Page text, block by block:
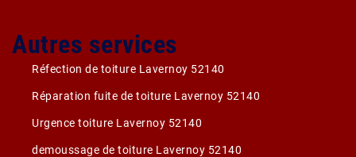
Autres services
Réfection de toiture Lavernoy 52140
Réparation fuite de toiture Lavernoy 52140
Urgence toiture Lavernoy 52140
demoussage de toiture Lavernoy 52140